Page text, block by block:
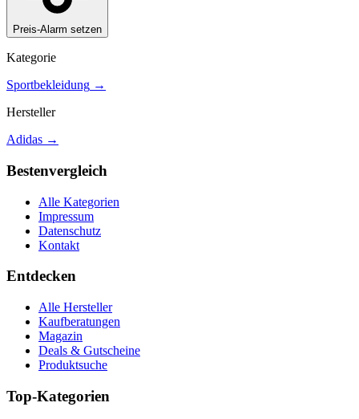
Preis-Alarm setzen
Kategorie
Sportbekleidung →
Hersteller
Adidas →
Bestenvergleich
Alle Kategorien
Impressum
Datenschutz
Kontakt
Entdecken
Alle Hersteller
Kaufberatungen
Magazin
Deals & Gutscheine
Produktsuche
Top-Kategorien